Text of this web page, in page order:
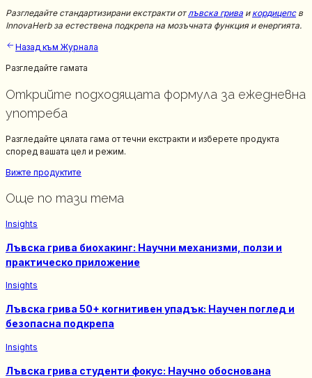
Разгледайте стандартизирани екстракти от лъвска грива и кордицепсв
InnovaHerb за естествена подкрепа на мозъчната функция и енергията.
Назад към Журнала
Разгледайте гамата
Открийте подходящата формула за ежедневна
употреба
Разгледайте цялата гама от течни екстракти и изберете продукта
според вашата цел и режим.
Вижте продуктите
Още по тази тема
Insights
Лъвска грива биохакинг: Научни механизми, ползи и
практическо приложение
Insights
Лъвска грива 50+ когнитивен упадък: Научен поглед и
безопасна подкрепa
Insights
Лъвска грива студенти фокус: Научно обоснована